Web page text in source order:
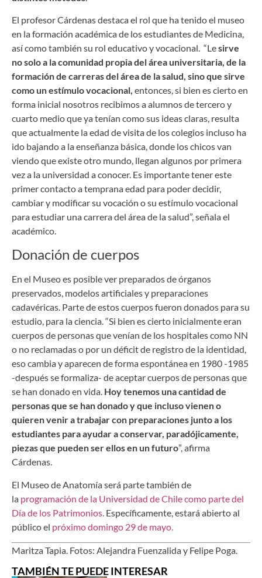
El profesor Cárdenas destaca el rol que ha tenido el museo
en la formación académica de los estudiantes de Medicina,
así como también su rol educativo y vocacional. “Lesirve
no solo a la comunidad propia del área universitaria, de la
formación de carreras del área de la salud, sino que sirve
como un estímulo vocacional, entonces, si bien es cierto en
forma inicial nosotros recibimos a alumnos de tercero y
cuarto medio que ya tenían como sus ideas claras, resulta
que actualmente la edad de visita de los colegios incluso ha
ido bajando a la enseñanza básica, donde los chicos van
viendo que existe otro mundo, llegan algunos por primera
vez a la universidad a conocer. Es importante tener este
primer contacto a temprana edad para poder decidir,
cambiar y modificar su vocación o su estímulo vocacional
para estudiar una carrera del área de la salud”, señala el
académico.
Donación de cuerpos
En el Museo es posible ver preparados de órganos
preservados, modelos artificiales y preparaciones
cadavéricas. Parte de estos cuerpos fueron donados para su
estudio, para la ciencia. “Si bien es cierto inicialmente eran
cuerpos de personas que venían de los hospitales como NN
o no reclamadas o por un déficit de registro de la identidad,
eso cambia y aparecen de forma espontánea en 1980 -1985
-después se formaliza- de aceptar cuerpos de personas que
se han donado en vida. Hoy tenemos una cantidad de
personas que se han donado y que incluso vienen o
quieren venir a trabajar con preparaciones junto a los
estudiantes para ayudar a conservar, paradójicamente,
piezas que pueden ser ellos en un futuro”, afirma
Cárdenas.
El Museo de Anatomía será parte también de
la programación de la Universidad de Chile como parte del
Día de los Patrimonios. Específicamente, estará abierto al
público el próximo domingo 29 de mayo.
Maritza Tapia. Fotos: Alejandra Fuenzalida y Felipe Poga.
TAMBIÉN TE PUEDE INTERESAR